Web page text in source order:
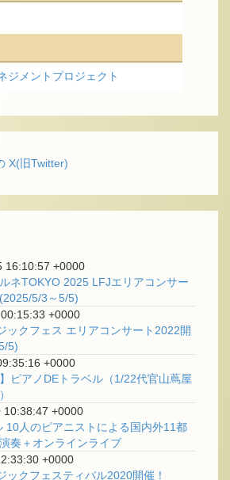
ジメントプロジェクト
X(旧Twitter)
16:10:57 +0000
ネTOKYO 2025 LFJエリアコンサー
5/3～5/5)
+0000
ックフェス エリアコンサート2022開
5)
+0000
ピアノDEトラベル（1/22代官山蔦屋
10:38:47 +0000
10人のピアニストによる国内外11都
奏＋オンラインライブ
+0000
ックフェスティバル2020開催！